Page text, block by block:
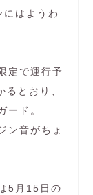
にはようわ
定で運行予
るとおり、
ード。
ン音がちょ
5月15日の